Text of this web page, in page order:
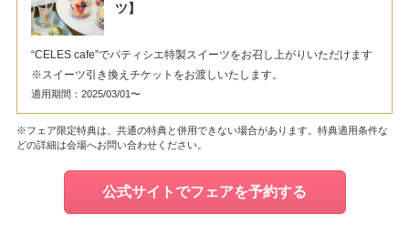
ツ】
“CELES cafe”でパティシエ特製スイーツをお召し上がりいただけます
※スイーツ引き換えチケットをお渡しいたします。
適用期間：2025/03/01〜
※フェア限定特典は、共通の特典と併用できない場合があります。特典適用条件な
どの詳細は会場へお問い合わせください。
公式サイトでフェアを予約する